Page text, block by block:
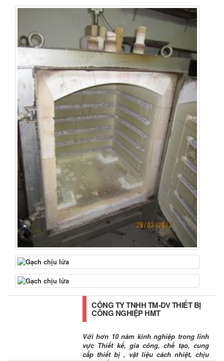
CÔNG TY TNHH TM-DV THIẾT BỊ
CÔNG NGHIỆP HMT
Với hơn 10 năm kinh nghiệp trong lĩnh
vực Thiết kế, gia công, chế tạo, cung
cấp thiết bị , vật liệu cách nhiệt, chịu